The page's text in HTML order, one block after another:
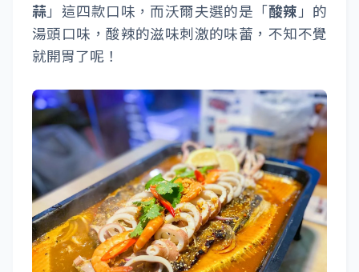
蒜」這四款口味，而沃爾夫選的是「酸辣」的
湯頭口味，酸辣的滋味刺激的味蕾，不知不覺
就開胃了呢！